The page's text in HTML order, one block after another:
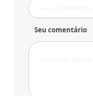
Seu comentário